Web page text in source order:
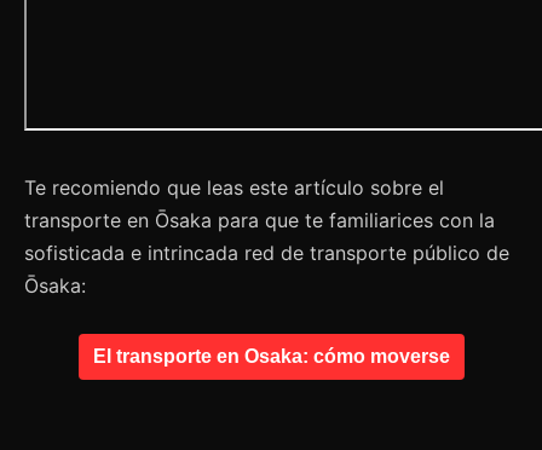
Te recomiendo que leas este artículo sobre el
transporte en Ōsaka para que te familiarices con la
sofisticada e intrincada red de transporte público de
Ōsaka:
El transporte en Osaka: cómo moverse